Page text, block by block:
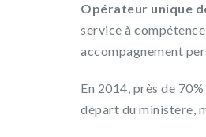
Opérateur unique
service à
accompagnement
En 2014, près de
départ du ministère,